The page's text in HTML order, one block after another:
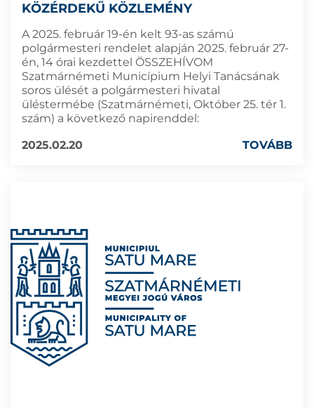
KÖZÉRDEKŰ KÖZLEMÉNY
A 2025. február 19-én kelt 93-as számú
polgármesteri rendelet alapján 2025. február 27-
én, 14 órai kezdettel ÖSSZEHÍVOM
Szatmárnémeti Municípium Helyi Tanácsának
soros ülését a polgármesteri hivatal
üléstermébe (Szatmárnémeti, Október 25. tér 1.
szám) a következő napirenddel:
2025.02.20
TOVÁBB